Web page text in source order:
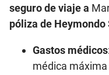
seguro de viaje a
póliza de Heymondo
Gastos médicos
médica